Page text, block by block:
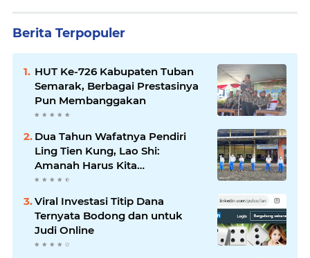
Berita Terpopuler
HUT Ke-726 Kabupaten Tuban
Semarak, Berbagai Prestasinya
Pun Membanggakan
Dua Tahun Wafatnya Pendiri
Ling Tien Kung, Lao Shi:
Amanah Harus Kita
Laksanakan!
Viral Investasi Titip Dana
Ternyata Bodong dan untuk
Judi Online